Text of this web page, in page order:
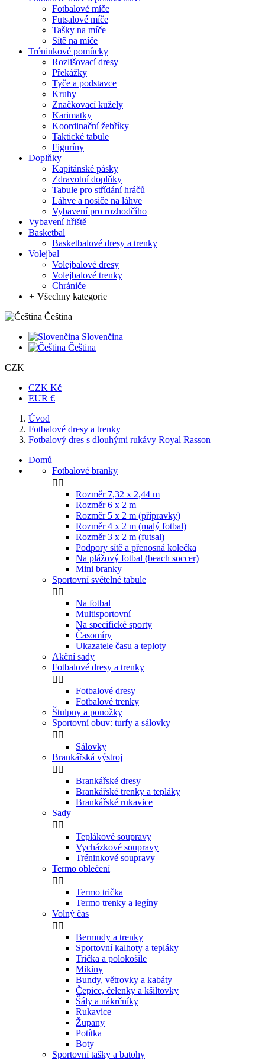
Fotbalové míče
Futsalové míče
Tašky na míče
Sítě na míče
Tréninkové pomůcky
Rozlišovací dresy
Překážky
Tyče a podstavce
Kruhy
Značkovací kužely
Karimatky
Koordinační žebříky
Taktické tabule
Figuríny
Doplňky
Kapitánské pásky
Zdravotní doplňky
Tabule pro střídání hráčů
Láhve a nosiče na láhve
Vybavení pro rozhodčího
Vybavení hřiště
Basketbal
Basketbalové dresy a trenky
Volejbal
Volejbalové dresy
Volejbalové trenky
Chrániče
+ Všechny kategorie
Čeština
Slovenčina
Čeština
CZK
CZK Kč
EUR €
Úvod
Fotbalové dresy a trenky
Fotbalový dres s dlouhými rukávy Royal Rasson
Domů
Fotbalové branky
 
Rozměr 7,32 x 2,44 m
Rozměr 6 x 2 m
Rozměr 5 x 2 m (přípravky)
Rozměr 4 x 2 m (malý fotbal)
Rozměr 3 x 2 m (futsal)
Podpory sítě a přenosná kolečka
Na plážový fotbal (beach soccer)
Mini branky
Sportovní světelné tabule
 
Na fotbal
Multisportovní
Na specifické sporty
Časomíry
Ukazatele času a teploty
Akční sady
Fotbalové dresy a trenky
 
Fotbalové dresy
Fotbalové trenky
Štulpny a ponožky
Sportovní obuv: turfy a sálovky
 
Sálovky
Brankářská výstroj
 
Brankářské dresy
Brankářské trenky a tepláky
Brankářské rukavice
Sady
 
Teplákové soupravy
Vycházkové soupravy
Tréninkové soupravy
Termo oblečení
 
Termo trička
Termo trenky a legíny
Volný čas
 
Bermudy a trenky
Sportovní kalhoty a tepláky
Trička a polokošile
Mikiny
Bundy, větrovky a kabáty
Čepice, čelenky a kšiltovky
Šály a nákrčníky
Rukavice
Župany
Potítka
Boty
Sportovní tašky a batohy